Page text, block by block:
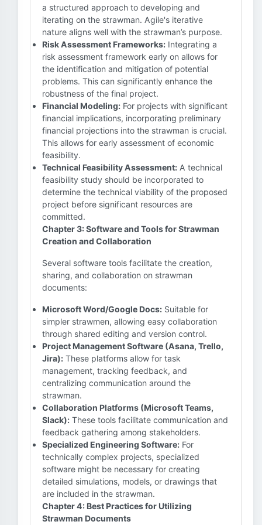
a structured approach to developing and
iterating on the strawman. Agile's iterative
nature aligns well with the strawman’s purpose.
Risk Assessment Frameworks: Integrating a
risk assessment framework early on allows for
the identification and mitigation of potential
problems. This can significantly enhance the
robustness of the final project.
Financial Modeling: For projects with significant
financial implications, incorporating preliminary
financial projections into the strawman is crucial.
This allows for early assessment of economic
feasibility.
Technical Feasibility Assessment: A technical
feasibility study should be incorporated to
determine the technical viability of the proposed
project before significant resources are
committed.
Chapter 3: Software and Tools for Strawman
Creation and Collaboration
Several software tools facilitate the creation,
sharing, and collaboration on strawman
documents:
Microsoft Word/Google Docs: Suitable for
simpler strawmen, allowing easy collaboration
through shared editing and version control.
Project Management Software (Asana, Trello,
Jira): These platforms allow for task
management, tracking feedback, and
centralizing communication around the
strawman.
Collaboration Platforms (Microsoft Teams,
Slack): These tools facilitate communication and
feedback gathering among stakeholders.
Specialized Engineering Software: For
technically complex projects, specialized
software might be necessary for creating
detailed simulations, models, or drawings that
are included in the strawman.
Chapter 4: Best Practices for Utilizing
Strawman Documents